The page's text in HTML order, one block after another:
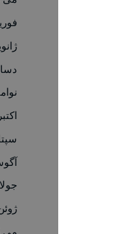
فوریه
ژانویه
نوامبر
اکتبر 2025
جولای
ژوئن